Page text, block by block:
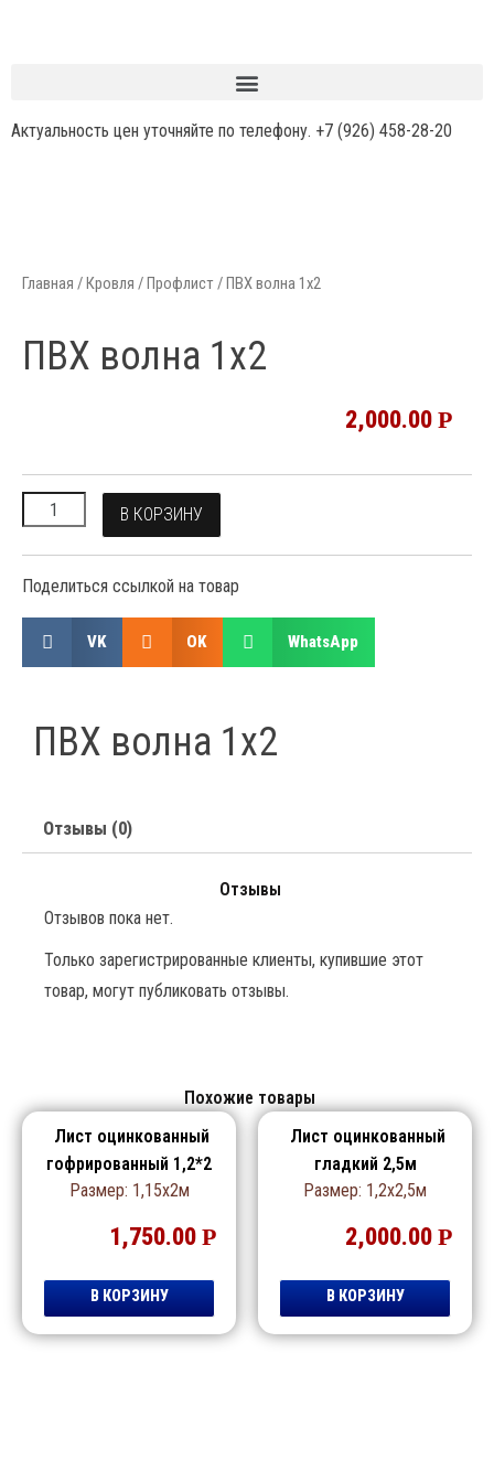
Актуальность цен уточняйте по телефону. +7 (926) 458-28-20
Главная /Кровля / Профлист/ ПВХ волна 1х2
ПВХ волна 1х2
2,000.00 Р
В КОРЗИНУ
Поделиться ссылкой на товар
VK OK WhatsApp
Похожие товары
Лист оцинкованный
гофрированный 1,2*2
Размер: 1,15х2м
1,750.00 Р
В КОРЗИНУ
Лист оцинкованный
гладкий 2,5м
Размер: 1,2х2,5м
2,000.00 Р
В КОРЗИНУ
ПВХ волна 1х2
Отзывы (0)
Отзывы
Отзывов пока нет.
Только зарегистрированные клиенты, купившие этот
товар, могут публиковать отзывы.